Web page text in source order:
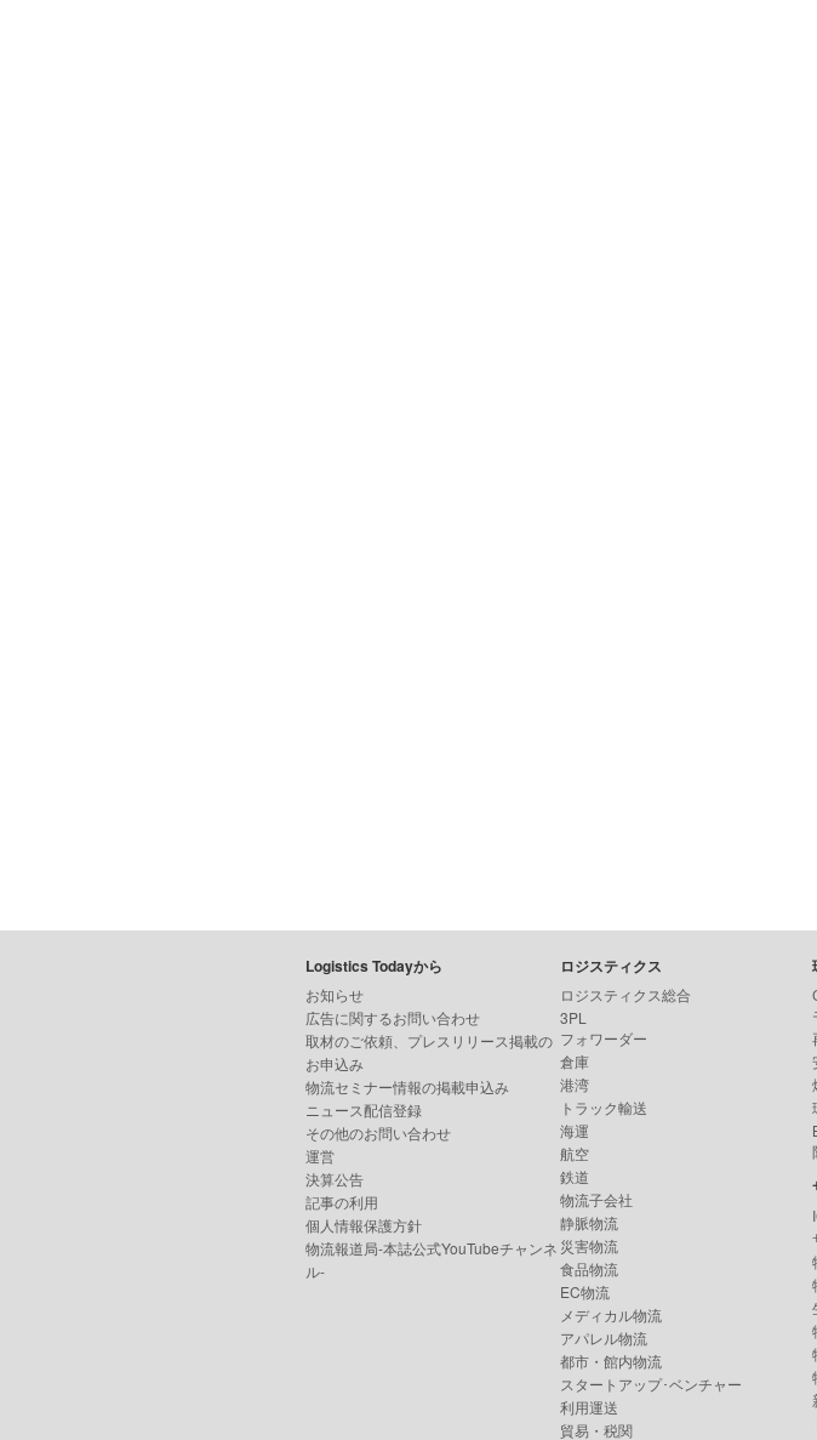
Logistics Todayから
お知らせ
広告に関するお問い合わせ
取材のご依頼、プレスリリース掲載の
お申込み
物流セミナー情報の掲載申込み
ニュース配信登録
その他のお問い合わせ
運営
決算公告
記事の利用
個人情報保護方針
物流報道局-本誌公式YouTubeチャンネ
ル-
ロジスティクス
ロジスティクス総合
3PL
フォワーダー
倉庫
港湾
トラック輸送
海運
航空
鉄道
物流子会社
静脈物流
災害物流
食品物流
EC物流
メディカル物流
アパレル物流
都市・館内物流
スタートアップ･ベンチャー
利用運送
貿易・税関